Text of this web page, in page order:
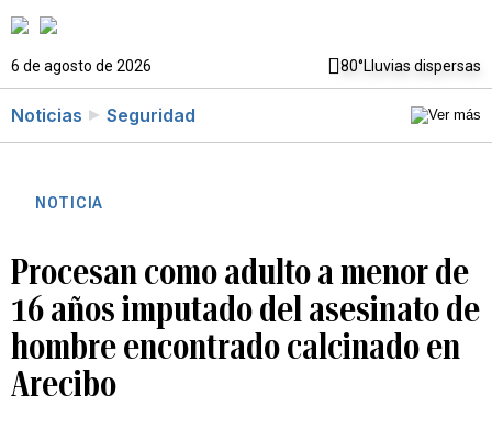
6 de agosto de 2026 80°Lluvias dispersas
Noticias Seguridad
NOTICIA
Procesan como adulto a menor de
16 años imputado del asesinato de
hombre encontrado calcinado en
Arecibo